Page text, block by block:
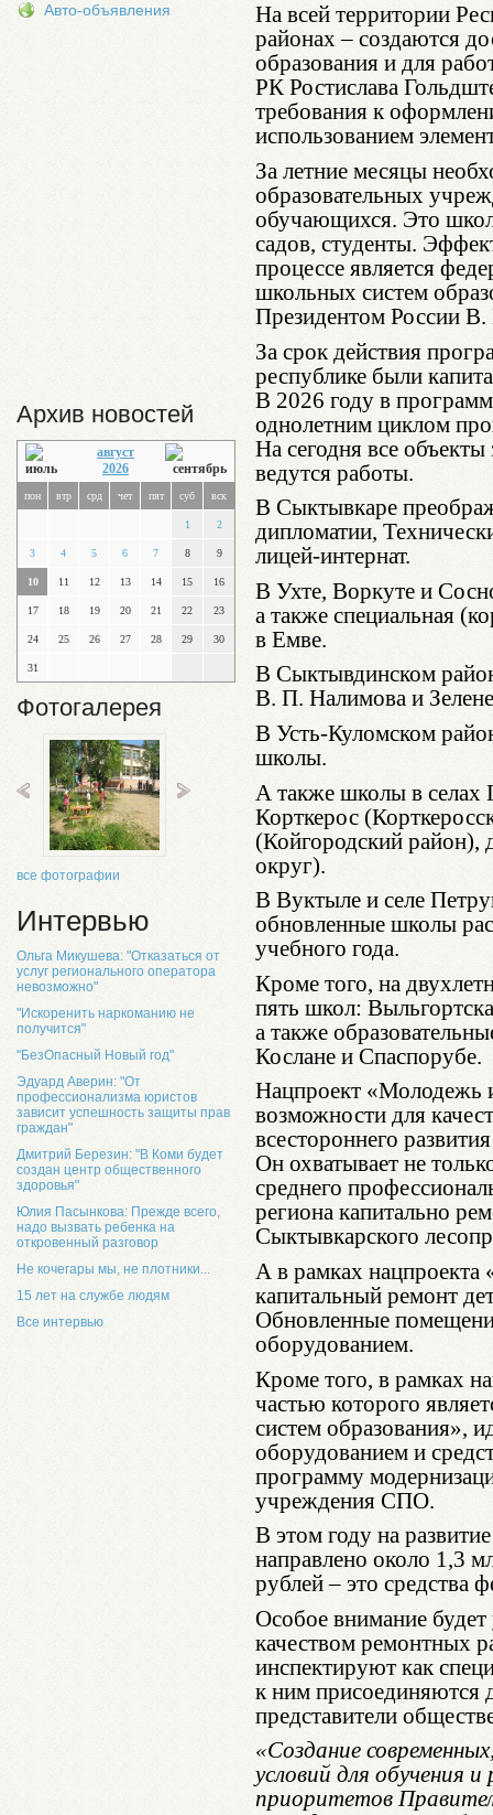
Авто-объявления
Архив новостей
август
2026
пон втр срд чет пят суб вск
1 2
3 4 5 6 7 8 9
10 11 12 13 14 15 16
17 18 19 20 21 22 23
24 25 26 27 28 29 30
31
Фотогалерея
все фотографии
Интервью
Ольга Микушева: "Отказаться от
услуг регионального оператора
невозможно"
"Искоренить наркоманию не
получится"
"БезОпасный Новый год"
Эдуард Аверин: "От
профессионализма юристов
зависит успешность защиты прав
граждан"
Дмитрий Березин: "В Коми будет
создан центр общественного
здоровья"
Юлия Пасынкова: Прежде всего,
надо вызвать ребенка на
откровенный разговор
Не кочегары мы, не плотники...
15 лет на службе людям
Все интервью
На всей территории
районах – создаются
образования и для
РК Ростислава
требования к
использованием
За летние месяцы
образовательных
обучающихся. Это
садов, студенты.
процессе является
школьных систем
Президентом России
За срок действия
республике были
В 2026 году в
однолетним циклом
На сегодня все
ведутся работы.
В Сыктывкаре
дипломатии,
лицей-интернат.
В Ухте, Воркуте и
а также специальная
в Емве.
В Сыктывдинском
В. П. Налимова и
В Усть-Куломском
школы.
А также школы в селах
Корткерос
(Койгородский район),
округ).
В Вуктыле и селе
обновленные школы
учебного года.
Кроме того, на
пять школ:
а также
Кослане и Спаспорубе.
Нацпроект «Молодежь
возможности для
всестороннего
Он охватывает не
среднего
региона капитально
Сыктывкарского
А в рамках нацпроекта
капитальный ремонт
Обновленные
оборудованием.
Кроме того, в рамках
частью которого
систем образования»,
оборудованием и
программу
учреждения СПО.
В этом году на
направлено около 1,3
рублей – это средства
Особое внимание
качеством ремонтных
инспектируют как
к ним присоединяются
представители
«Создание
условий для обучения
приоритетов